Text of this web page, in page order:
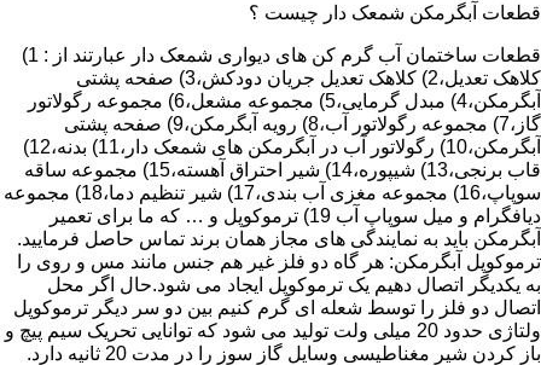
قطعات آبگرمکن شمعک دار چیست ؟
قطعات ساختمان آب گرم کن های دیواری شمعک دار عبارتند از : 1)
کلاهک تعدیل،2) کلاهک تعدیل جریان دودکش،3) صفحه پشتی
آبگرمکن،4) مبدل گرمایی،5) مجموعه مشعل،6) مجموعه رگولاتور
گاز،7) مجموعه رگولاتور آب،8) رویه آبگرمکن،9) صفحه پشتی
آبگرمکن،10) رگولاتور آب در آبگرمکن های شمعک دار،11) بدنه،12)
قاب برنجی،13) شیپوره،14) شیر احتراق آهسته،15) مجموعه ساقه
سوپاپ،16) مجموعه مغزی آب بندی،17) شیر تنظیم دما،18) مجموعه
دیافگرام و میل سوپاپ آب 19) ترموکوپل و … که ما برای تعمیر
آبگرمکن باید به نمایندگی های مجاز همان برند تماس حاصل فرمایید.
ترموکوپل آبگرمکن: هر گاه دو فلز غیر هم جنس مانند مس و روی را
به یکدیگر اتصال دهیم یک ترموکوپل ایجاد می شود.حال اگر محل
اتصال دو فلز را توسط شعله ای گرم کنیم بین دو سر دیگر ترموکوپل
ولتاژی حدود 20 میلی ولت تولید می شود که توانایی تحریک سیم پیچ و
باز کردن شیر مغناطیسی وسایل گاز سوز را در مدت 20 ثانیه دارد.